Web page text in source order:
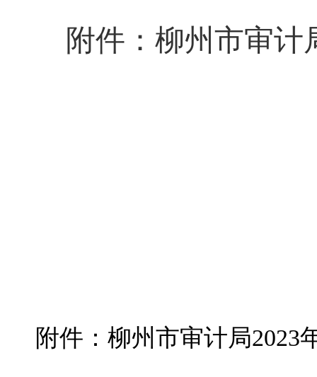
附件：柳州市审计
附件：柳州市审计局2023